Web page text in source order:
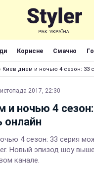
Корисне Смачно
› Киев днем и ночью 4 сезон: 33
2017, 22:30
и ночью 4
онлайн
4 сезон: 33 серия
Новый эпизод шоу
канале.